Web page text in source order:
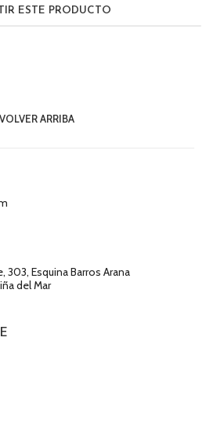
ESTE PRODUCTO
VOLVER ARRIBA
Esquina Barros Arana
del Mar